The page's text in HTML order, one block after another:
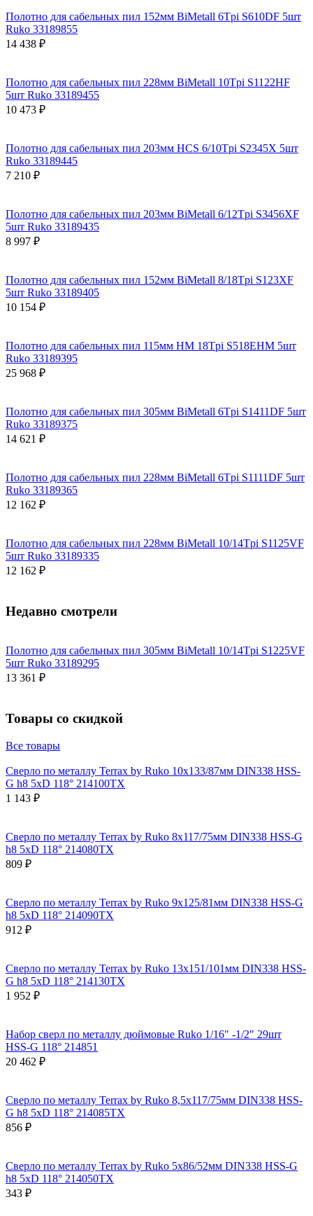
Полотно для сабельных пил 152мм BiMetall 6Tpi S610DF 5шт
Ruko 33189855
14 438 ₽
Полотно для сабельных пил 228мм BiMetall 10Tpi S1122HF
5шт Ruko 33189455
10 473 ₽
Полотно для сабельных пил 203мм HCS 6/10Tpi S2345X 5шт
Ruko 33189445
7 210 ₽
Полотно для сабельных пил 203мм BiMetall 6/12Tpi S3456XF
5шт Ruko 33189435
8 997 ₽
Полотно для сабельных пил 152мм BiMetall 8/18Tpi S123XF
5шт Ruko 33189405
10 154 ₽
Полотно для сабельных пил 115мм HM 18Tpi S518EHM 5шт
Ruko 33189395
25 968 ₽
Полотно для сабельных пил 305мм BiMetall 6Tpi S1411DF 5шт
Ruko 33189375
14 621 ₽
Полотно для сабельных пил 228мм BiMetall 6Tpi S1111DF 5шт
Ruko 33189365
12 162 ₽
Полотно для сабельных пил 228мм BiMetall 10/14Tpi S1125VF
5шт Ruko 33189335
12 162 ₽
Недавно смотрели
Полотно для сабельных пил 305мм BiMetall 10/14Tpi S1225VF
5шт Ruko 33189295
13 361 ₽
Товары со скидкой
Все товары
Сверло по металлу Terrax by Ruko 10x133/87мм DIN338 HSS-
G h8 5xD 118° 214100TX
1 143 ₽
Сверло по металлу Terrax by Ruko 8x117/75мм DIN338 HSS-G
h8 5xD 118° 214080TX
809 ₽
Сверло по металлу Terrax by Ruko 9x125/81мм DIN338 HSS-G
h8 5xD 118° 214090TX
912 ₽
Сверло по металлу Terrax by Ruko 13x151/101мм DIN338 HSS-
G h8 5xD 118° 214130TX
1 952 ₽
Набор сверл по металлу дюймовые Ruko 1/16" -1/2" 29шт
HSS-G 118° 214851
20 462 ₽
Сверло по металлу Terrax by Ruko 8,5x117/75мм DIN338 HSS-
G h8 5xD 118° 214085TX
856 ₽
Сверло по металлу Terrax by Ruko 5x86/52мм DIN338 HSS-G
h8 5xD 118° 214050TX
343 ₽